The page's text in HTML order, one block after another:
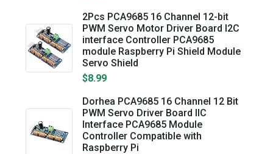
2Pcs PCA9685 16 Channel 12-bit
PWM Servo Motor Driver Board I2C
interface Controller PCA9685
module Raspberry Pi Shield Module
Servo Shield
$8.99
Dorhea PCA9685 16 Channel 12 Bit
PWM Servo Driver Board IIC
Interface PCA9685 Module
Controller Compatible with
Raspberry Pi